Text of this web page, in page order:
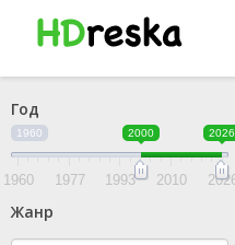
Год
1960 2000 2026
1960 1977 1993 2010
Жанр